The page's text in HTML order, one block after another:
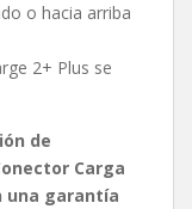
o hacia arriba
2+ Plus se
de
Carga
una garantía